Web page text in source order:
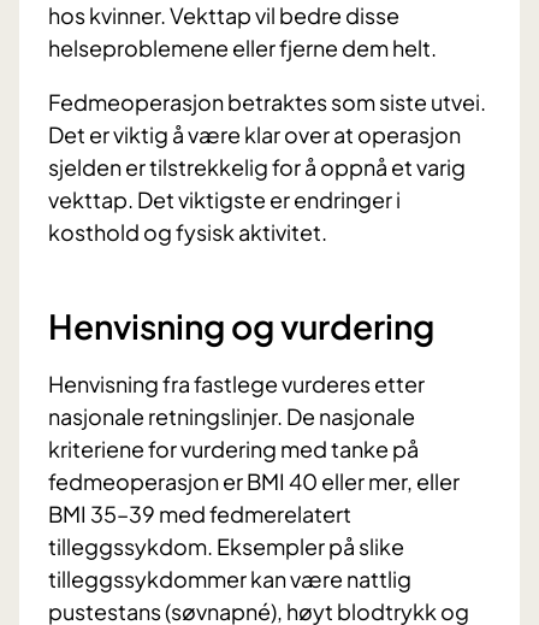
hos kvinner. Vekttap vil bedre disse
helseproblemene eller fjerne dem helt.
Fedmeoperasjon betraktes som siste utvei.
Det er viktig å være klar over at operasjon
sjelden er tilstrekkelig for å oppnå et varig
vekttap. Det viktigste er endringer i
kosthold og fysisk aktivitet.
Henvisning og vurdering
Henvisning fra fastlege vurderes etter
nasjonale retningslinjer. De nasjonale
kriteriene for vurdering med tanke på
fedmeoperasjon er BMI 40 eller mer, eller
BMI 35–39 med fedmerelatert
tilleggssykdom. Eksempler på slike
tilleggssykdommer kan være nattlig
pustestans (søvnapné), høyt blodtrykk og